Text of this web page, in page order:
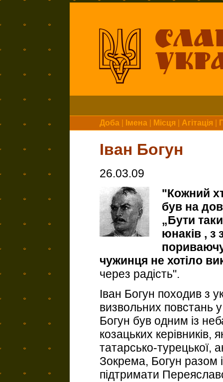
Доба Імена Місця Агітація
Іван Богун
26.03.09
"Кожний
був на
„Бути
юнаків ,
чужинця не хотіло
через радість".
Іван Богун походив з
визвольних повстань
Богун був одним із
козацьких керівників,
татарсько-турецької,
Зокрема, Богун разом
підтримати